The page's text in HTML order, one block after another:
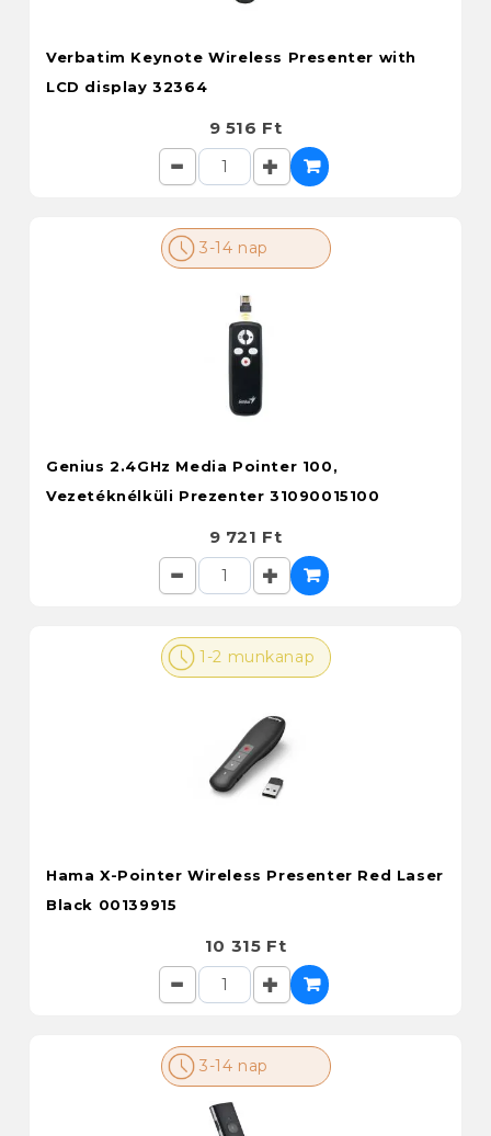
Verbatim Keynote Wireless Presenter with
LCD display 32364
9 516 Ft
3-14 nap
Genius 2.4GHz Media Pointer 100,
Vezetéknélküli Prezenter 31090015100
9 721 Ft
1-2 munkanap
Hama X-Pointer Wireless Presenter Red Laser
Black 00139915
10 315 Ft
3-14 nap